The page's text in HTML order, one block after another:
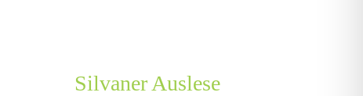
Silvaner Auslese